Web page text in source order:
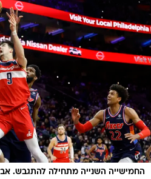
החמישייה השנייה מתחילה להתגבש.